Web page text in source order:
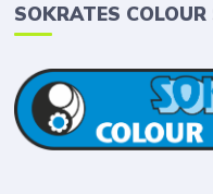
SOKRATES